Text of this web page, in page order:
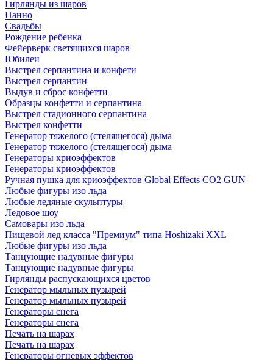
Гирлянды из шаров
Панно
Свадьбы
Рождение ребенка
Фейерверк светящихся шаров
Юбилеи
Выстрел серпантина и конфети
Выстрел серпантин
Выдув и сброс конфетти
Образцы конфетти и серпантина
Выстрел стадионного серпантина
Выстрел конфетти
Генератор тяжелого (стелящегося) дыма
Генератор тяжелого (стелящегося) дыма
Генераторы криоэффектов
Генераторы криоэффектов
Ручная пушка для криоэффектов Global Effects CO2 GUN
Любые фигуры изо льда
Любые ледяные скульптуры
Ледовое шоу
Самовары изо льда
Пищевой лед класса "Премиум" типа Hoshizaki XXL
Любые фигуры изо льда
Танцующие надувные фигуры
Танцующие надувные фигуры
Гирлянды распускающихся цветов
Генератор мыльных пузырей
Генератор мыльных пузырей
Генераторы снега
Генераторы снега
Печать на шарах
Печать на шарах
Генераторы огневых эффектов